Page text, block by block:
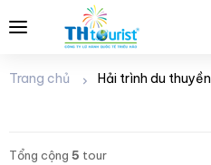
Trang chủ Hải trình du thuyền
Tổng cộng 5 tour